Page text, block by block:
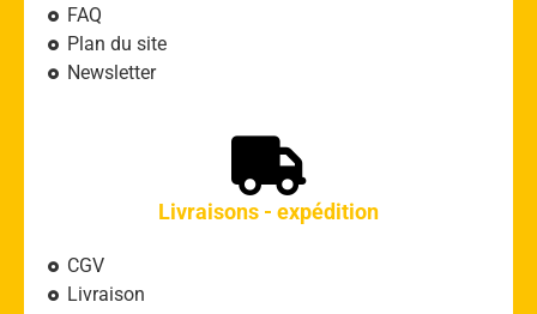
FAQ
Plan du site
Newsletter
Livraisons - expédition
CGV
Livraison